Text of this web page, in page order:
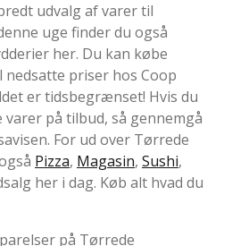
udvalg af varer til
uge finder du også
her. Du kan købe
priser hos Coop
er tidsbegrænset! Hvis du
på tilbud, så gennemgå
For ud over Tørrede
Pizza, Magasin, Sushi,
her i dag. Køb alt hvad du
på Tørrede